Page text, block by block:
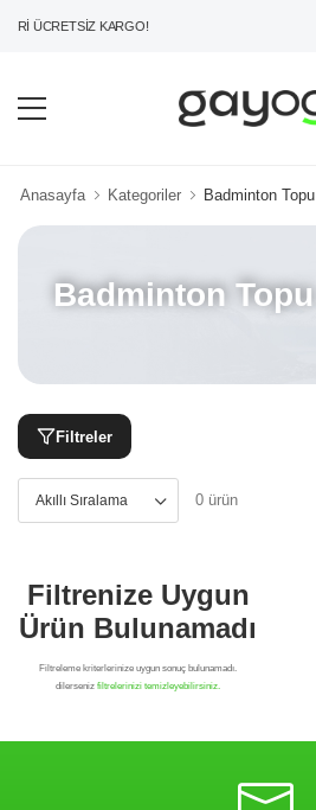
ÜCRETSİZ KARGO!
Anasayfa Kategoriler Badminton Topu
Badminton Topu
Filtreler
0 ürün